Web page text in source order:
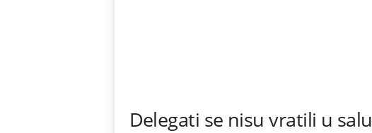
Delegati se nisu vratili u salu